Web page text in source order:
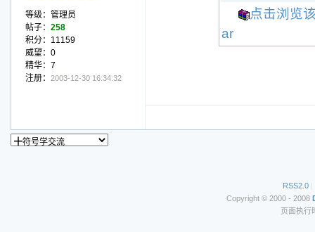
等级：管理员
帖子： 258
积分：11159
威望：0
精华：7
注册： 2003-12-30 16:34:32
点击浏览
ar
RSS2.0 |
Copyright © 2000 - 2008
页面执行